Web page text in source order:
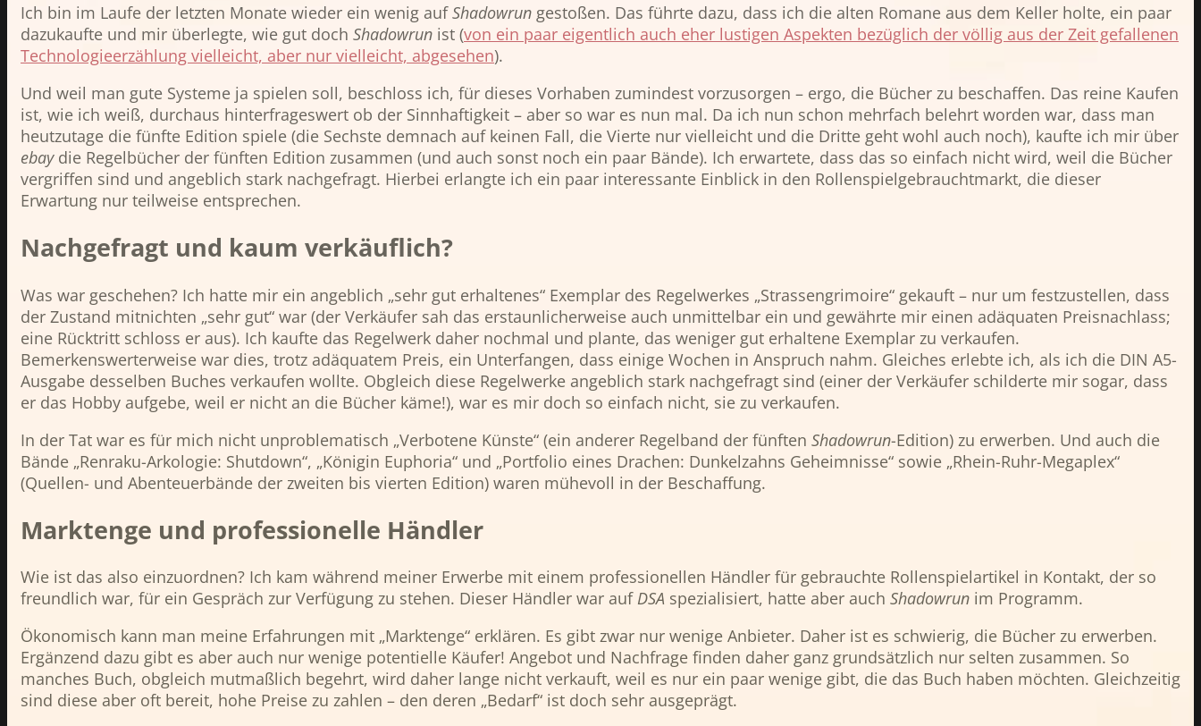
Ich bin im Laufe der letzten Monate wieder ein wenig aufShadowrun gestoßen. Das führte dazu, dass ich die alten Romane aus dem Keller holte, ein paar
dazukaufte und mir überlegte, wie gut doch Shadowrun ist (von ein paar eigentlich auch eher lustigen Aspekten bezüglich der völlig aus der Zeit gefallenen
Technologieerzählung vielleicht, aber nur vielleicht, abgesehen).
Und weil man gute Systeme ja spielen soll, beschloss ich, für dieses Vorhaben zumindest vorzusorgen – ergo, die Bücher zu beschaffen. Das reine Kaufen
ist, wie ich weiß, durchaus hinterfrageswert ob der Sinnhaftigkeit – aber so war es nun mal. Da ich nun schon mehrfach belehrt worden war, dass man
heutzutage die fünfte Edition spiele (die Sechste demnach auf keinen Fall, die Vierte nur vielleicht und die Dritte geht wohl auch noch), kaufte ich mir über
ebaydie Regelbücher der fünften Edition zusammen (und auch sonst noch ein paar Bände). Ich erwartete, dass das so einfach nicht wird, weil die Bücher
vergriffen sind und angeblich stark nachgefragt. Hierbei erlangte ich ein paar interessante Einblick in den Rollenspielgebrauchtmarkt, die dieser
Erwartung nur teilweise entsprechen.
Nachgefragt und kaum verkäuflich?
Was war geschehen? Ich hatte mir ein angeblich „sehr gut erhaltenes“ Exemplar des Regelwerkes „Strassengrimoire“ gekauft – nur um festzustellen, dass
der Zustand mitnichten „sehr gut“ war (der Verkäufer sah das erstaunlicherweise auch unmittelbar ein und gewährte mir einen adäquaten Preisnachlass;
eine Rücktritt schloss er aus). Ich kaufte das Regelwerk daher nochmal und plante, das weniger gut erhaltene Exemplar zu verkaufen.
Bemerkenswerterweise war dies, trotz adäquatem Preis, ein Unterfangen, dass einige Wochen in Anspruch nahm. Gleiches erlebte ich, als ich die DIN A5-
Ausgabe desselben Buches verkaufen wollte. Obgleich diese Regelwerke angeblich stark nachgefragt sind (einer der Verkäufer schilderte mir sogar, dass
er das Hobby aufgebe, weil er nicht an die Bücher käme!), war es mir doch so einfach nicht, sie zu verkaufen.
In der Tat war es für mich nicht unproblematisch „Verbotene Künste“ (ein anderer Regelband der fünften Shadowrun-Edition) zu erwerben. Und auch die
Bände „Renraku-Arkologie: Shutdown“, „Königin Euphoria“ und „Portfolio eines Drachen: Dunkelzahns Geheimnisse“ sowie „Rhein-Ruhr-Megaplex“
(Quellen- und Abenteuerbände der zweiten bis vierten Edition) waren mühevoll in der Beschaffung.
Marktenge und professionelle Händler
Wie ist das also einzuordnen? Ich kam während meiner Erwerbe mit einem professionellen Händler für gebrauchte Rollenspielartikel in Kontakt, der so
freundlich war, für ein Gespräch zur Verfügung zu stehen. Dieser Händler war auf DSA spezialisiert, hatte aber auch Shadowrun im Programm.
Ökonomisch kann man meine Erfahrungen mit „Marktenge“ erklären. Es gibt zwar nur wenige Anbieter. Daher ist es schwierig, die Bücher zu erwerben.
Ergänzend dazu gibt es aber auch nur wenige potentielle Käufer! Angebot und Nachfrage finden daher ganz grundsätzlich nur selten zusammen. So
manches Buch, obgleich mutmaßlich begehrt, wird daher lange nicht verkauft, weil es nur ein paar wenige gibt, die das Buch haben möchten. Gleichzeitig
sind diese aber oft bereit, hohe Preise zu zahlen – den deren „Bedarf“ ist doch sehr ausgeprägt.